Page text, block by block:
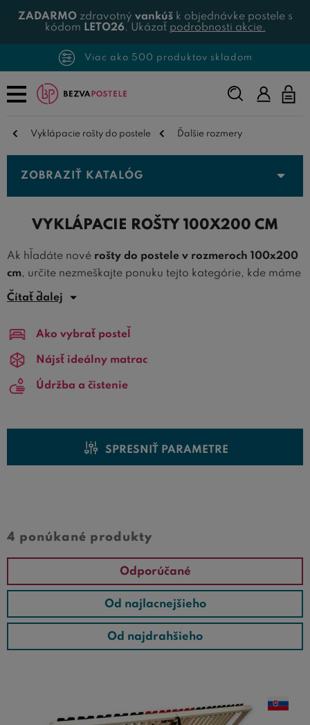
ZADARMOzdravotný vankúšk objednávke postele s
kódom LETO26. Ukázať podrobnosti akcie.
Viac ako 500 produktov skladom
Napíšte,
čo
Vyklápacie rošty do postele Ďalšie rozmery
ZOBRAZIŤ KATALÓG
VYKLÁPACIE ROŠTY 100X200 CM
Ak hľadáte nové rošty do postele v rozmeroch 100x200
cm, určite nezmeškajte ponuku tejto kategórie, kde máme
k dispozícii
jednolôžka s rovnakými rozmermi alebo do
dvojlôžka/jednolôžka
vyberáte nové rošty do postele v rozmeroch 100x200
cm, v ponuke na
Čítať ďalej
Ako vybrať posteľ
Nájsť ideálny matrac
Údržba a čistenie
SPRESNIŤ PARAMETRE
4 ponúkané produkty
Odporúčané
Od najlacnejšieho
Od najdrahšieho